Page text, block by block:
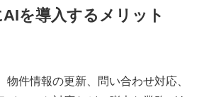
を導入するメリット
物件情報の更新、問い合わせ対応、